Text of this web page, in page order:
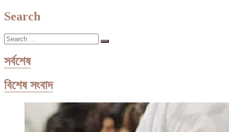
Search
Search
…
সর্বশেষ
বিশেষ সংবাদ